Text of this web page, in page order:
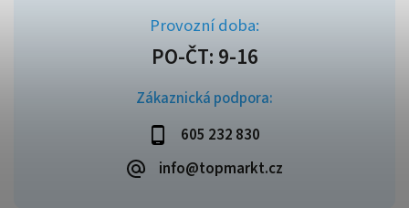
Zákaznická podpora:
605 232 830
info@topmarkt.cz